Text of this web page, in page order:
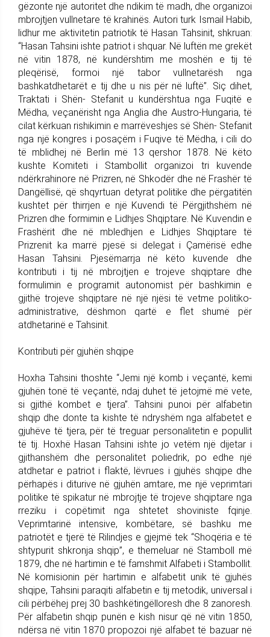
gëzonte një autoritet dhe ndikim të madh, dhe organizoi
mbrojtjen vullnetare të krahinës. Autori turk Ismail Habib,
lidhur me aktivitetin patriotik të Hasan Tahsinit, shkruan:
“Hasan Tahsini ishte patriot i shquar. Në luftën me grekët
në vitin 1878, në kundërshtim me moshën e tij të
pleqërisë, formoi një tabor vullnetarësh nga
bashkatdhetarët e tij dhe u nis për në luftë”. Siç dihet,
Traktati i Shën- Stefanit u kundërshtua nga Fuqitë e
Mëdha, veçanërisht nga Anglia dhe Austro-Hungaria, të
cilat kërkuan rishikimin e marrëveshjes së Shën- Stefanit
nga një kongres i posaçëm i Fuqive të Mëdha, i cili do
të mblidhej në Berlin më 13 qershor 1878. Në këto
kushte Komiteti i Stambollit organizoi tri kuvende
ndërkrahinore në Prizren, në Shkodër dhe në Frashër të
Dangëllisë, që shqyrtuan detyrat politike dhe përgatitën
kushtet për thirrjen e një Kuvendi të Përgjithshëm në
Prizren dhe formimin e Lidhjes Shqiptare. Në Kuvendin e
Frashërit dhe në mbledhjen e Lidhjes Shqiptare të
Prizrenit ka marrë pjesë si delegat i Çamërisë edhe
Hasan Tahsini. Pjesëmarrja në këto kuvende dhe
kontributi i tij në mbrojtjen e trojeve shqiptare dhe
formulimin e programit autonomist për bashkimin e
gjithë trojeve shqiptare në një njësi të vetme politiko-
administrative, dëshmon qartë e flet shumë për
atdhetarinë e Tahsinit.
Kontributi për gjuhën shqipe
Hoxha Tahsini thoshte “Jemi një komb i veçantë, kemi
gjuhën tonë të veçantë, ndaj duhet të jetojmë më vete,
si gjithë kombet e tjera”. Tahsini punoi për alfabetin
shqip dhe donte ta kishte të ndryshëm nga alfabetet e
gjuhëve të tjera, për të treguar personalitetin e popullit
të tij. Hoxhë Hasan Tahsini ishte jo vetëm një dijetar i
gjithanshëm dhe personalitet poliedrik, po edhe një
atdhetar e patriot i flaktë, lëvrues i gjuhës shqipe dhe
përhapës i diturive në gjuhën amtare, me një veprimtari
politike të spikatur në mbrojtje të trojeve shqiptare nga
rreziku i copëtimit nga shtetet shoviniste fqinje.
Veprimtarinë intensive, kombëtare, së bashku me
patriotët e tjerë të Rilindjes e gjejmë tek “Shoqëria e të
shtypurit shkronja shqip”, e themeluar në Stamboll më
1879, dhe në hartimin e të famshmit Alfabeti i Stambollit.
Në komisionin për hartimin e alfabetit unik të gjuhës
shqipe, Tahsini paraqiti alfabetin e tij metodik, universal i
cili përbëhej prej 30 bashkëtingëlloresh dhe 8 zanoresh.
Për alfabetin shqip punën e kish nisur që në vitin 1850,
ndërsa në vitin 1870 propozoi një alfabet të bazuar në